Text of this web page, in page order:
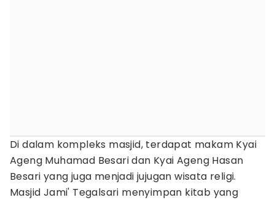
Di dalam kompleks masjid, terdapat makam Kyai
Ageng Muhamad Besari dan Kyai Ageng Hasan
Besari yang juga menjadi jujugan wisata religi.
Masjid Jami' Tegalsari menyimpan kitab yang